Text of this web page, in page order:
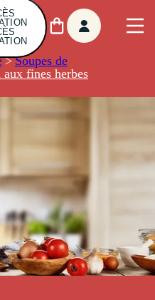
> Soupes de
aux fines herbes